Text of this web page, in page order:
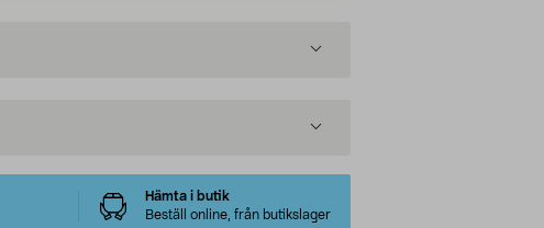
Hämta i butik
Beställ online, från butikslager